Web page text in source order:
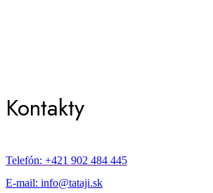
Kontakty
Telefón: +421 902 484 445
E-mail: info@tataji.sk